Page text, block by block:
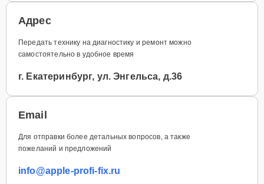
Адрес
Передать технику на диагностику и ремонт можно
самостоятельно в удобное время
г. Екатеринбург, ул. Энгельса, д.36
Email
Для отправки более детальных вопросов, а также
пожеланий и предложений
info@apple-profi-fix.ru